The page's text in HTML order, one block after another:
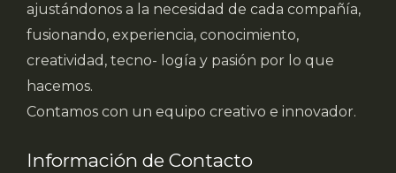
ajustándonos a la necesidad de cada compañía,
fusionando, experiencia, conocimiento,
creatividad, tecno- logía y pasión por lo que
hacemos.
Contamos con un equipo creativo e innovador.
Información de Contacto